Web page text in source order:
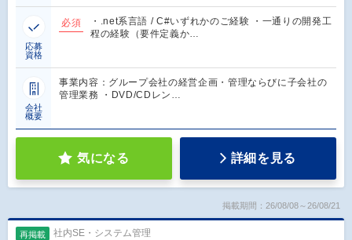
応募
資格
必須
・.net系言語 / C#いずれかのご経験 ・一通りの開発工
程の経験（要件定義か…
会社
概要
事業内容：グループ会社の経営企画・管理ならびに子会社の
管理業務 ・DVD/CDレン…
気になる 詳細を見る
掲載期間：26/08/08～26/08/21
再掲載 社内SE・システム管理